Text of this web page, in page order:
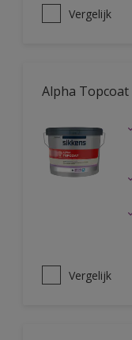
Vergelijk
Alpha Topcoat
Vergelijk